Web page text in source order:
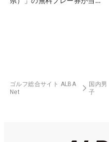
ゴルフ総合サイト ALBA
Net
国内男
子